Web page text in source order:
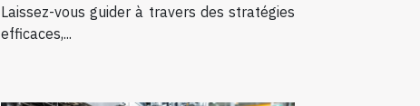
Laissez-vous guider à travers des stratégies
efficaces,...